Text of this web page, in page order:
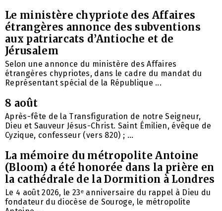
Le ministère chypriote des Affaires
étrangères annonce des subventions
aux patriarcats d’Antioche et de
Jérusalem
Selon une annonce du ministère des Affaires
étrangères chypriotes, dans le cadre du mandat du
Représentant spécial de la République ...
8 août
Après-fête de la Transfiguration de notre Seigneur,
Dieu et Sauveur Jésus-Christ. Saint Émilien, évêque de
Cyzique, confesseur (vers 820) ; ...
La mémoire du métropolite Antoine
(Bloom) a été honorée dans la prière en
la cathédrale de la Dormition à Londres
Le 4 août 2026, le 23ᵉ anniversaire du rappel à Dieu du
fondateur du diocèse de Souroge, le métropolite